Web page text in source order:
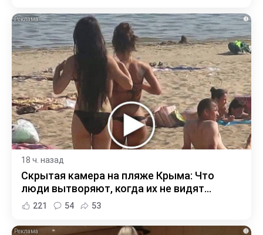
i
18 ч. назад
Скрытая камера на пляже Крыма: Что
люди вытворяют, когда их не видят...
221 54 53
i